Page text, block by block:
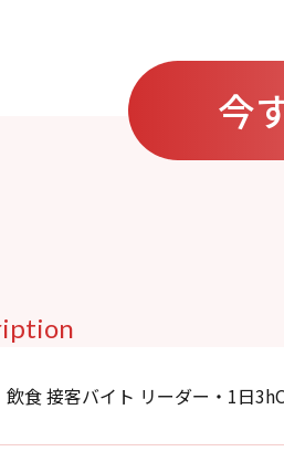
今
飲食 接客バイト リーダー・1日